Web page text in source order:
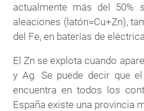
actualmente más del 50%
aleaciones (latón=Cu+Zn),
del Fe, en baterías de
El Zn se explota cuando
y Ag. Se puede decir que
encuentra en todos los
España existe una provincia